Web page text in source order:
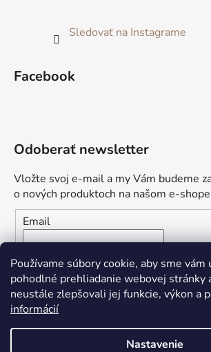
Používame súbory cookie, aby sme vám
pohodlné prehliadanie webovej stránky
neustále zlepšovali jej funkcie, výkon a
informácií
Nastavenie
Sledovať na Instagrame
Facebook
Odoberať newsletter
Vložte svoj e-mail a my Vám budeme
o nových produktoch na našom e-
Email
Vložením e-mailu súhlasíte s
osobných údajov
PRIHLÁSIŤ SA